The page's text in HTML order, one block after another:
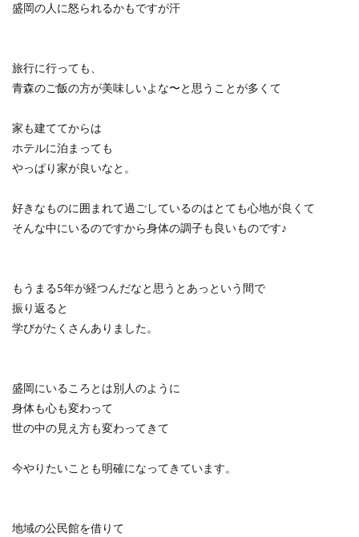
盛岡の人に怒られるかもですが汗
旅行に行っても、
青森のご飯の方が美味しいよな〜と思うことが多くて
家も建ててからは
ホテルに泊まっても
やっぱり家が良いなと。
好きなものに囲まれて過ごしているのはとても心地が良くて
そんな中にいるのですから身体の調子も良いものです♪
もうまる5年が経つんだなと思うとあっという間で
振り返ると
学びがたくさんありました。
盛岡にいるころとは別人のように
身体も心も変わって
世の中の見え方も変わってきて
今やりたいことも明確になってきています。
地域の公民館を借りて